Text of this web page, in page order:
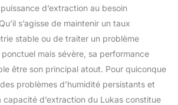
d’extraction au besoin
s’agisse de maintenir un taux
stable ou de traiter un problème
ponctuel mais sévère, sa performance
être son principal atout. Pour quiconque
problèmes d’humidité persistants et
capacité d’extraction du Lukas constitue